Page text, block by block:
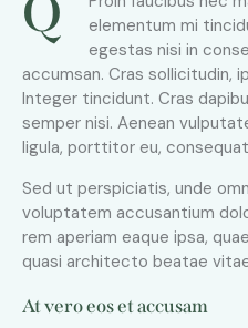
Q
elementum mi
egestas nisi in
accumsan. Cras sollicitudin,
Integer tincidunt. Cras
semper nisi. Aenean
ligula, porttitor eu,
Sed ut perspiciatis, unde
voluptatem accusantium
rem aperiam eaque ipsa,
quasi architecto beatae
At vero eos et accusam